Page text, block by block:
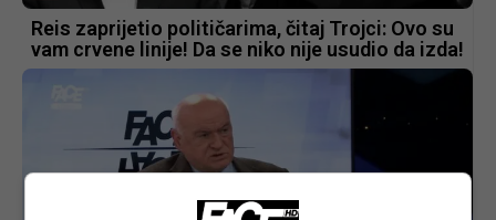
Reis zaprijetio političarima, čitaj Trojci: Ovo su
vam crvene linije! Da se niko nije usudio da izda!